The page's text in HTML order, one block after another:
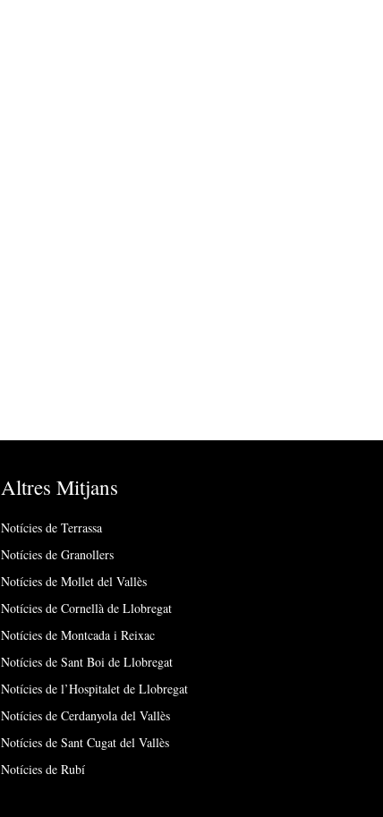
Altres Mitjans
Notícies de Terrassa
Notícies de Granollers
Notícies de Mollet del Vallès
Notícies de Cornellà de Llobregat
Notícies de Montcada i Reixac
Notícies de Sant Boi de Llobregat
Notícies de l’Hospitalet de Llobregat
Notícies de Cerdanyola del Vallès
Notícies de Sant Cugat del Vallès
Notícies de Rubí